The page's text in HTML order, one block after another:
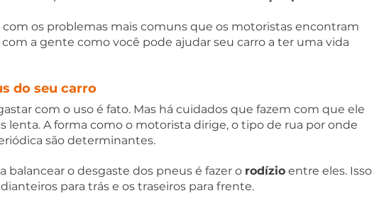
os problemas mais comuns que os motoristas encontram
com a gente como você pode ajudar seu carro a ter uma vida
do seu carro
com o uso é fato. Mas há cuidados que fazem com que ele
lenta. A forma como o motorista dirige, o tipo de rua por onde
são determinantes.
balancear o desgaste dos pneus é fazer o rodízio entre eles. Isso
para trás e os traseiros para frente.